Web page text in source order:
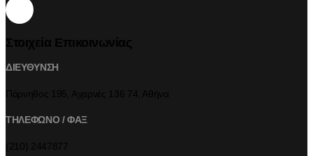
ΔΙΕΥΘΥΝΣΗ
ΤΗΛΕΦΩΝΟ / ΦΑΞ